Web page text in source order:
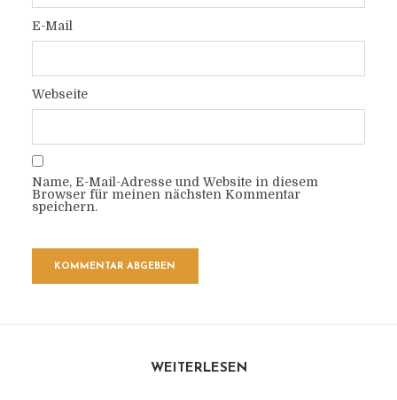
E-Mail
Webseite
Name, E-Mail-Adresse und Website in diesem
Browser für meinen nächsten Kommentar
speichern.
WEITERLESEN